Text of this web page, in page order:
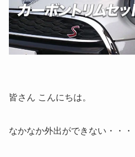
皆さん こんにちは。
なかなか外出ができない・・・